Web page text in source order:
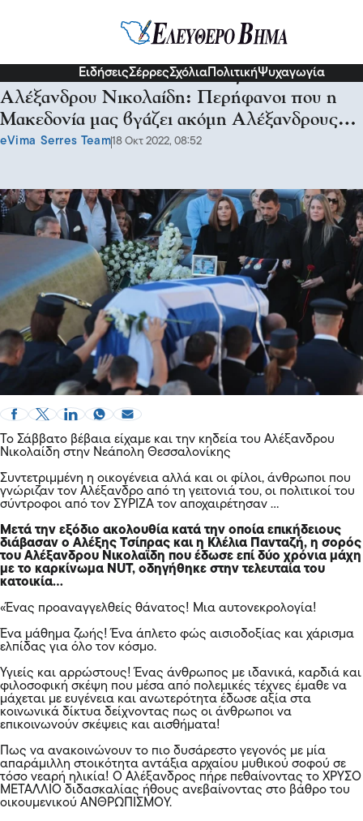
ΕιδήσειςΣέρρεςΣχόλια ΠολιτικήΨυχαγωγία
Στην Νεάπολη Θεσσαλονίκης η κηδεία του
Αλέξανδρου Νικολαίδη: Περήφανοι που η
Μακεδονία μας βγάζει ακόμη Αλέξανδρους…
eVima Serres Team18 Οκτ 2022, 08:52
Το Σάββατο βέβαια είχαμε και την κηδεία του Αλέξανδρου
Νικολαίδη στην Νεάπολη Θεσσαλονίκης
Συντετριμμένη η οικογένεια αλλά και οι φίλοι, άνθρωποι που
γνώριζαν τον Αλέξανδρο από τη γειτονιά του, οι πολιτικοί του
σύντροφοι από τον ΣΥΡΙΖΑ τον αποχαιρέτησαν …
Μετά την εξόδιο ακολουθία κατά την οποία επικήδειους
διάβασαν ο Αλέξης Τσίπρας και η Κλέλια Πανταζή, η σορός
του Αλέξανδρου Νικολαϊδη που έδωσε επί δύο χρόνια μάχη
με το καρκίνωμα NUT, οδηγήθηκε στην τελευταία του
κατοικία…
«Ένας προαναγγελθείς θάνατος! Μια αυτονεκρολογία!
Ένα μάθημα ζωής! Ένα άπλετο φώς αισιοδοξίας και χάρισμα
ελπίδας για όλο τον κόσμο.
Υγιείς και αρρώστους! Ένας άνθρωπος με ιδανικά, καρδιά και
φιλοσοφική σκέψη που μέσα από πολεμικές τέχνες έμαθε να
μάχεται με ευγένεια και ανωτερότητα έδωσε αξία στα
κοινωνικά δίκτυα δείχνοντας πως οι άνθρωποι να
επικοινωνούν σκέψεις και αισθήματα!
Πως να ανακοινώνουν το πιο δυσάρεστο γεγονός με μία
απαράμιλλη στοικότητα αντάξια αρχαίου μυθικού σοφού σε
τόσο νεαρή ηλικία! Ο Αλέξανδρος πήρε πεθαίνοντας το ΧΡΥΣΟ
ΜΕΤΑΛΛΙΟ διδασκαλίας ήθους ανεβαίνοντας στο βάθρο του
οικουμενικού ΑΝΘΡΩΠΙΣΜΟΥ.